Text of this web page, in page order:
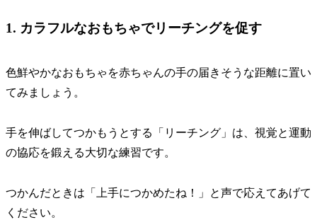
1. カラフルなおもちゃでリーチングを促す
色鮮やかなおもちゃを赤ちゃんの手の届きそうな距離に置い
てみましょう。
手を伸ばしてつかもうとする「リーチング」は、 視覚と運動
の協応を鍛える大切な練習です。
つかんだときは「上手につかめたね！」と声で応えてあげて
ください。